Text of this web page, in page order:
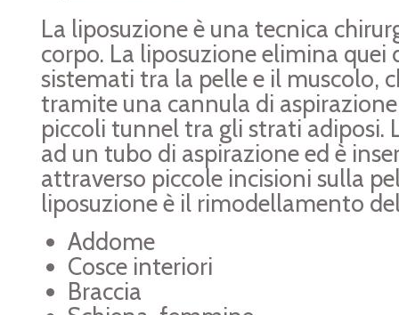
La liposuzione è una tecnica
corpo. La liposuzione elimina quei
sistemati tra la pelle e il muscolo,
tramite una cannula di
piccoli tunnel tra gli strati adiposi.
ad un tubo di aspirazione ed è
attraverso piccole incisioni sulla
liposuzione è il rimodellamento
Addome
Cosce interiori
Braccia